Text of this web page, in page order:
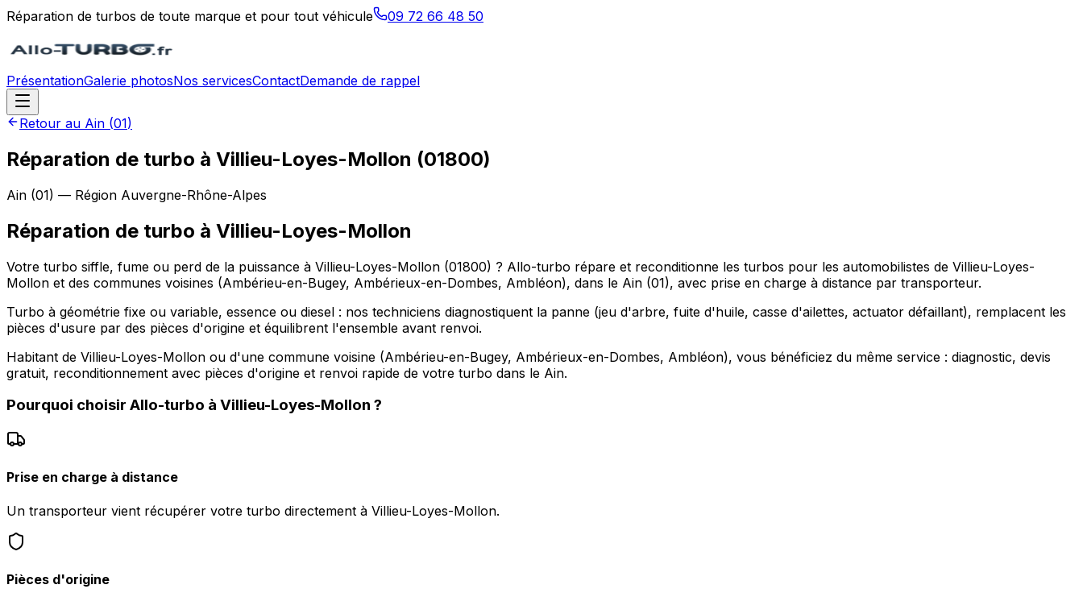
Réparation de turbos de toute marque et pour tout véhicule 09 72 66 48 50
PrésentationGalerie photosNos servicesContactDemande de rappel
Retour au Ain (01)
Réparation de turbo à Villieu-Loyes-Mollon (01800)
Ain (01) — Région Auvergne-Rhône-Alpes
Réparation de turbo à Villieu-Loyes-Mollon
Votre turbo siffle, fume ou perd de la puissance à Villieu-Loyes-Mollon (01800) ? Allo-turbo répare et reconditionne les turbos pour les automobilistes de Villieu-Loyes-
Mollon et des communes voisines (Ambérieu-en-Bugey, Ambérieux-en-Dombes, Ambléon), dans le Ain (01), avec prise en charge à distance par transporteur.
Turbo à géométrie fixe ou variable, essence ou diesel : nos techniciens diagnostiquent la panne (jeu d'arbre, fuite d'huile, casse d'ailettes, actuator défaillant), remplacent les
pièces d'usure par des pièces d'origine et équilibrent l'ensemble avant renvoi.
Habitant de Villieu-Loyes-Mollon ou d'une commune voisine (Ambérieu-en-Bugey, Ambérieux-en-Dombes, Ambléon), vous bénéficiez du même service : diagnostic, devis
gratuit, reconditionnement avec pièces d'origine et renvoi rapide de votre turbo dans le Ain.
Pourquoi choisir Allo-turbo à Villieu-Loyes-Mollon ?
Prise en charge à distance
Un transporteur vient récupérer votre turbo directement à Villieu-Loyes-Mollon.
Pièces d'origine